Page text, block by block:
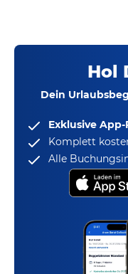
Hol
Dein
Exklusive
Komplett
Alle